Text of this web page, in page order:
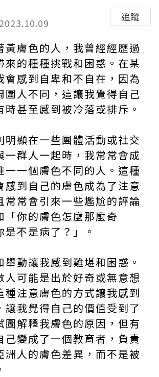
追蹤
黃膚色的人，我曾經經歷過
來的種種挑戰和困惑。在某
會感到自卑和不自在，因為
圍人不同，這讓我覺得自己
時甚至感到被冷落或排斥。
明顯在一些團體活動或社交
一群人一起時，我常常會成
一一個膚色不同的人。這種
感到自己的膚色成為了注意
常常會引來一些尷尬的評論
「你的膚色怎麼那麼奇
不是病了？」。
舉動讓我感到難堪和困惑。
人可能是出於好奇或無意想
種注意膚色的方式讓我感到
讓我覺得自己的價值受到了
圖解釋我膚色的原因，但有
己變成了一個教育者，負責
洲人的膚色差異，而不是被